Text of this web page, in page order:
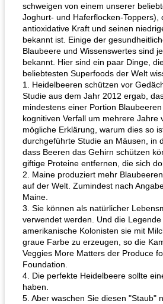
schweigen von einem unserer
Joghurt- und Haferflocken-Toppers),
antioxidative Kraft und seinen
bekannt ist. Einige der
Blaubeere und Wissenswertes sind
bekannt. Hier sind ein paar Dinge,
beliebtesten Superfoods der Welt
1. Heidelbeeren schützen vor
Studie aus dem Jahr 2012 ergab,
mindestens einer Portion
kognitiven Verfall um mehrere Jahre
mögliche Erklärung, warum dies so
durchgeführte Studie an Mäusen, in
dass Beeren das Gehirn schützen
giftige Proteine ​​entfernen, die sich
2. Maine produziert mehr
auf der Welt. Zumindest nach
Maine.
3. Sie können als natürlicher
verwendet werden. Und die
amerikanische Kolonisten sie mit
graue Farbe zu erzeugen, so die
Veggies More Matters der Produce
Foundation.
4. Die perfekte Heidelbeere sollte
haben.
5. Aber waschen Sie diesen "Staub"